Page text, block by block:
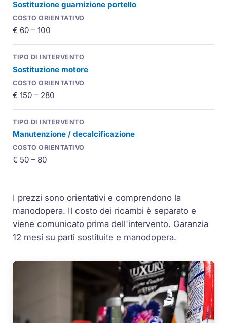
Sostituzione guarnizione portello
€ 60 – 100
Sostituzione motore
€ 150 – 280
Manutenzione / decalcificazione
€ 50 – 80
I prezzi sono orientativi e comprendono la
manodopera. Il costo dei ricambi è separato e
viene comunicato prima dell'intervento. Garanzia
12 mesi su parti sostituite e manodopera.